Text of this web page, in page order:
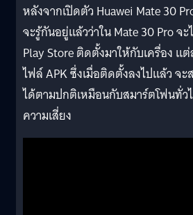
หลังจากเปิดตัว Huawei Mate 30
จะรู้กันอยู่แล้วว่าใน Mate 30 Pro จ
Play Store ติดตั้งมาให้กับเครื่อง แ
ไฟล์ APK ซึ่งเมื่อติดตั้งลงไปแล้ว จะ
ได้ตามปกติเหมือนกับสมาร์ตโฟนทั่
ความเสี่ยง